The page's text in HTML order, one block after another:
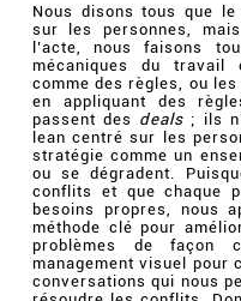
Nous disons tous que
sur les personnes,
l’acte, nous faisons
mécaniques du travail
comme des règles, ou
en appliquant des
passent des deals ; ils
lean centré sur les
stratégie comme un
ou se dégradent.
conflits et que chaque
besoins propres, nous
méthode clé pour
problèmes de façon
management visuel pour
conversations qui nous